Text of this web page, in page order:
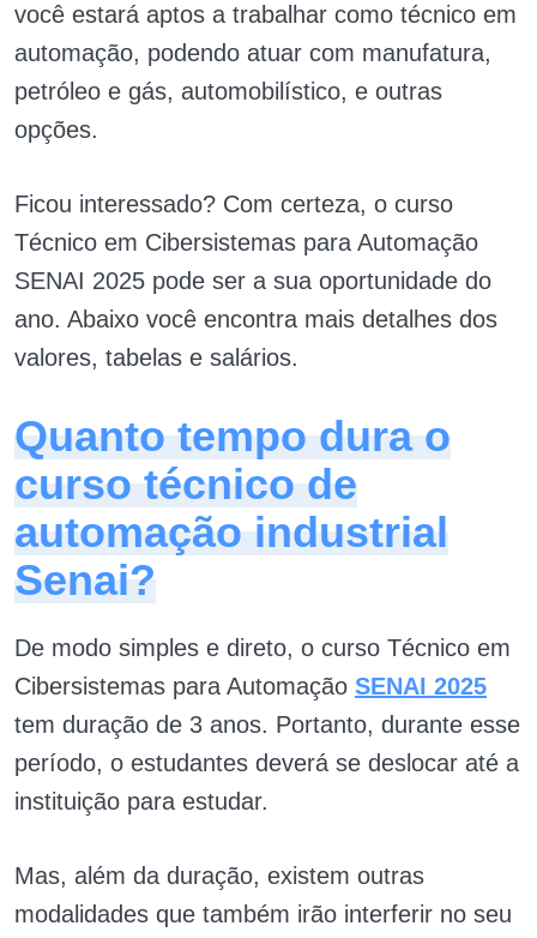
você estará aptos a trabalhar como técnico em
automação, podendo atuar com manufatura,
petróleo e gás, automobilístico, e outras
opções.
Ficou interessado? Com certeza, o curso
Técnico em Cibersistemas para Automação
SENAI 2025 pode ser a sua oportunidade do
ano. Abaixo você encontra mais detalhes dos
valores, tabelas e salários.
Quanto tempo dura o
curso técnico de
automação industrial
Senai?
De modo simples e direto, o curso Técnico em
Cibersistemas para Automação SENAI 2025
tem duração de 3 anos. Portanto, durante esse
período, o estudantes deverá se deslocar até a
instituição para estudar.
Mas, além da duração, existem outras
modalidades que também irão interferir no seu